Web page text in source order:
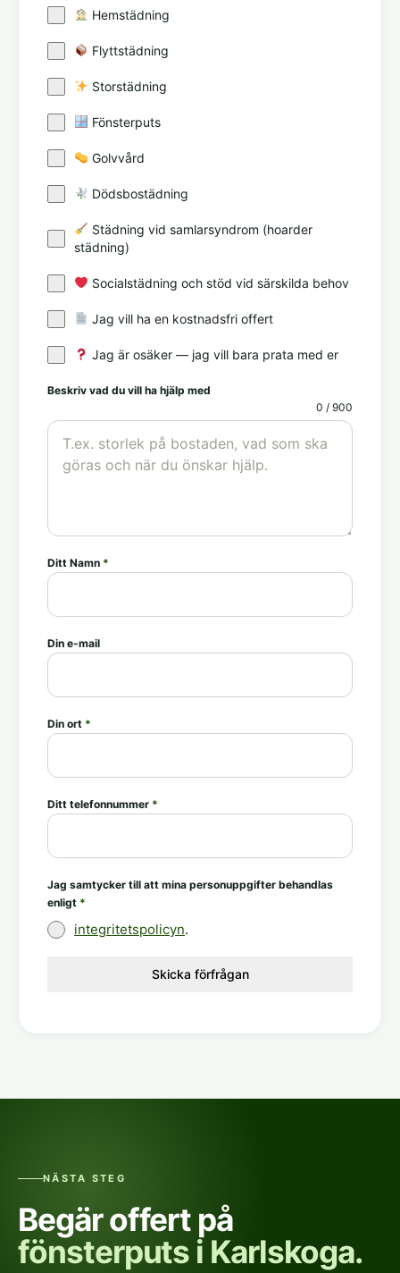
Hemstädning
Flyttstädning
Storstädning
Fönsterputs
Golvvård
Dödsbostädning
Städning vid samlarsyndrom (hoarder
städning)
Socialstädning och stöd vid särskilda behov
Jag vill ha en kostnadsfri offert
Jag är osäker — jag vill bara prata med er
Beskriv vad du vill ha hjälp med
0 / 900
Ditt Namn *
Din e-mail
Din ort *
Ditt telefonnummer *
Jag samtycker till att mina personuppgifter behandlas
enligt *
integritetspolicyn.
Skicka förfrågan
NÄSTA STEG
Begär offert på
fönsterputs i Karlskoga.